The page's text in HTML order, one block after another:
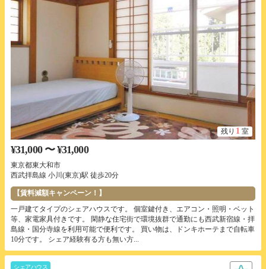
残り 1 室
¥31,000 〜 ¥31,000
東京都東大和市
西武拝島線 小川(東京)駅 徒歩20分
【賃料減額キャンペーン！】
一戸建てタイプのシェアハウスです。 個室鍵付き、エアコン・照明・ベット
等、家電家具付きです。 閑静な住宅街で環境抜群で通勤にも西武新宿線・拝
島線・国分寺線を利用可能で便利です。 買い物は、ドンキホーテまで自転車
10分です。 シェア経験有る方も無い方...
シェアハウス